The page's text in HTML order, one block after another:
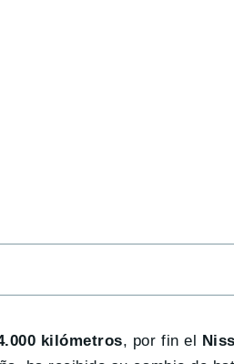
kilómetros, por fin el